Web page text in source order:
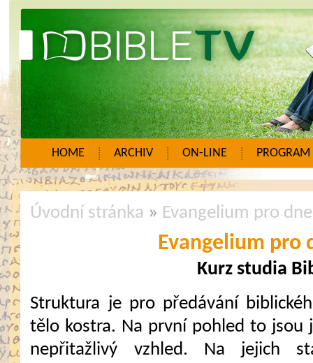
HOME ARCHIV ON-LINE PROGRAM
Úvodní stránka » Evangelium pro
Evangelium pro
Kurz studia
Struktura je pro předávání
tělo kostra. Na první pohled to jsou
nepřitažlivý vzhled. Na jejich